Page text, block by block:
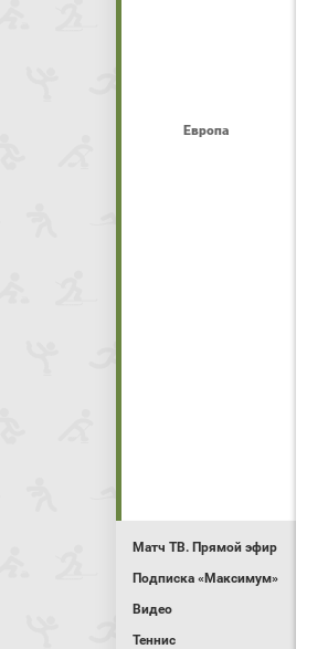
Европа
Матч ТВ. Прямой эфир
Подписка «Максимум»
Видео
Теннис